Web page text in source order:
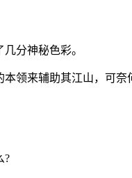
分神秘色彩。
领来辅助其江山，可奈
?